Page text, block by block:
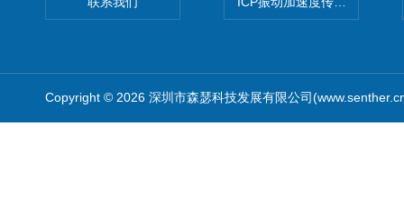
Copyright © 2026 深圳市森瑟科技发展有限公司